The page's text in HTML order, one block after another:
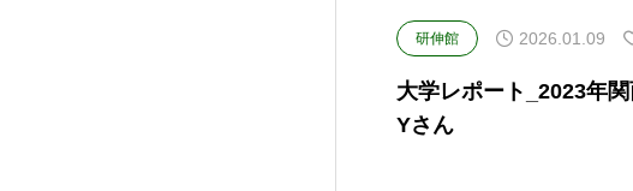
研伸館 2026.01.09
大学レポート_2023年
Yさん